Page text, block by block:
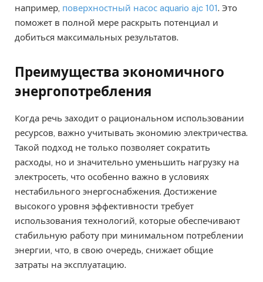
например, поверхностный насос aquario ajc 101. Это
поможет в полной мере раскрыть потенциал и
добиться максимальных результатов.
Преимущества экономичного
энергопотребления
Когда речь заходит о рациональном использовании
ресурсов, важно учитывать экономию электричества.
Такой подход не только позволяет сократить
расходы, но и значительно уменьшить нагрузку на
электросеть, что особенно важно в условиях
нестабильного энергоснабжения. Достижение
высокого уровня эффективности требует
использования технологий, которые обеспечивают
стабильную работу при минимальном потреблении
энергии, что, в свою очередь, снижает общие
затраты на эксплуатацию.